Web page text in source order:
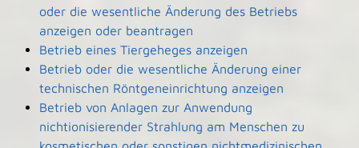
oder die wesentliche Änderung des Betriebs
anzeigen oder beantragen
Betrieb eines Tiergeheges anzeigen
Betrieb oder die wesentliche Änderung einer
technischen Röntgeneinrichtung anzeigen
Betrieb von Anlagen zur Anwendung
nichtionisierender Strahlung am Menschen zu